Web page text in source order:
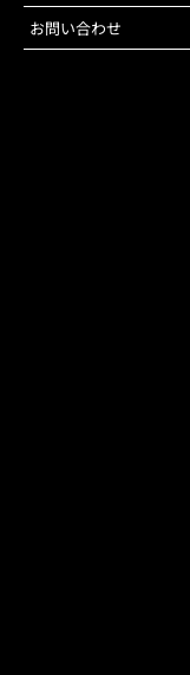
お問い合わせ